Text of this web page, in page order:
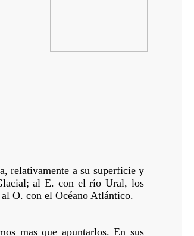
relativamente a su superficie y
al E. con el río Ural, los
O. con el Océano Atlántico.
mas que apuntarlos. En sus